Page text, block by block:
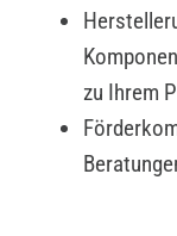
zu Ihrem